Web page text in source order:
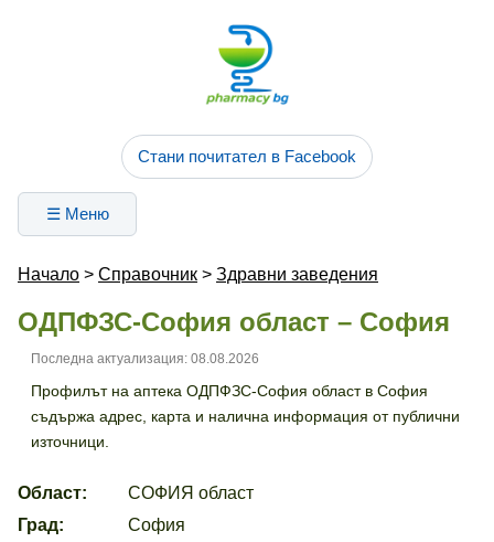
Стани почитател в Facebook
☰ Меню
Начало > Справочник > Здравни заведения
ОДПФЗС-София област – София
Последна актуализация: 08.08.2026
Профилът на аптека ОДПФЗС-София област в София
съдържа адрес, карта и налична информация от публични
източници.
Област:
СОФИЯ област
Град:
София